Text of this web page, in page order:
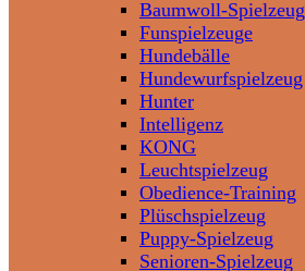
Baumwoll-Spielzeug
Funspielzeuge
Hundebälle
Hundewurfspielzeug
Hunter
Intelligenz
KONG
Leuchtspielzeug
Obedience-Training
Plüschspielzeug
Puppy-Spielzeug
Senioren-Spielzeug